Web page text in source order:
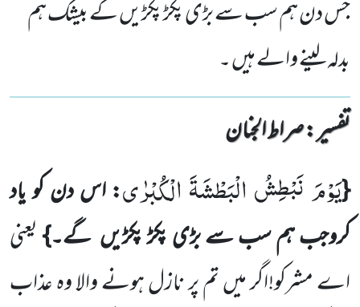
جس دن ہم سب سے بڑی پکڑ پکڑیں گے بیشک ہم
بدلہ لینے والے ہیں ۔
تفسیر : ‎صراط الجنان
{یَوْمَ نَبْطِشُ الْبَطْشَةَ الْكُبْرٰى: اس دن کو یاد
کروجب ہم سب سے بڑی پکڑ پکڑیں گے۔}یعنی
اے مشرکو!اگر میں تم پر نازل ہونے والا وہ عذاب